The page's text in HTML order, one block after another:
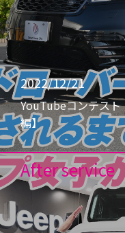
2022/12/21
YouTubeコンテスト
編】
After service